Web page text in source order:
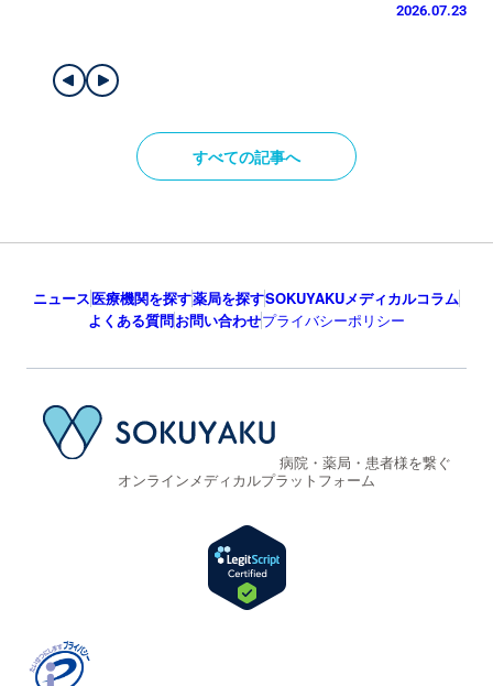
2026.07.23
すべての記事へ
ニュース医療機関を探す薬局を探すSOKUYAKUメディカルコラム
よくある質問お問い合わせプライバシーポリシー
病院・薬局・患者様を繋ぐ
オンラインメディカルプラットフォーム